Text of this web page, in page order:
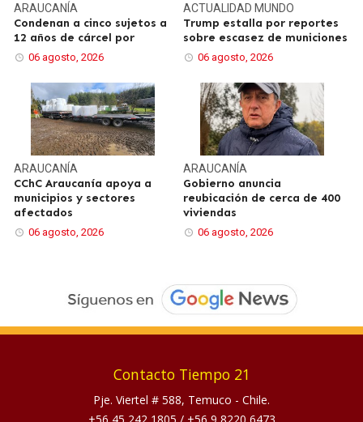
ARAUCANÍA
Condenan a cinco sujetos a
12 años de cárcel por
06 agosto, 2026
ACTUALIDAD MUNDO
Trump estalla por reportes
sobre escasez de municiones
06 agosto, 2026
ARAUCANÍA
CChC Araucanía apoya a
municipios y sectores
afectados
06 agosto, 2026
ARAUCANÍA
Gobierno anuncia
reubicación de cerca de 400
viviendas
06 agosto, 2026
Contacto Tiempo 21
Pje. Viertel # 588, Temuco - Chile.